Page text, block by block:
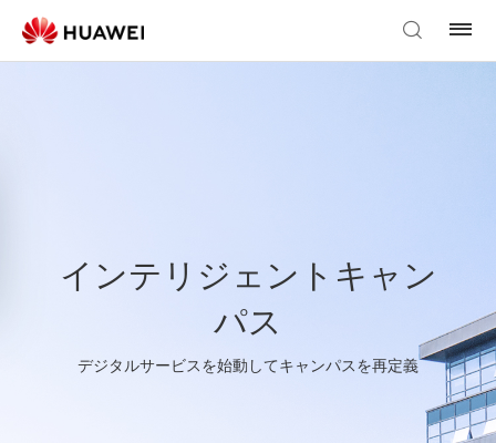
インテリジェントキャン
パス
デジタルサービスを始動してキャンパスを再定義